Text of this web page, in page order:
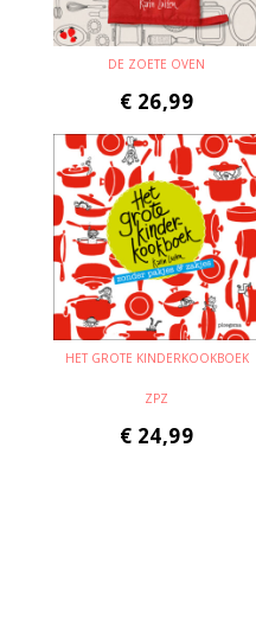
DE ZOETE OVEN
€ 26,99
HET GROTE KINDERKOOKBOEK
ZPZ
€ 24,99